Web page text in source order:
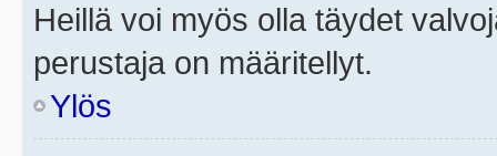
Heillä voi myös olla täydet
perustaja on määritellyt.
Ylös